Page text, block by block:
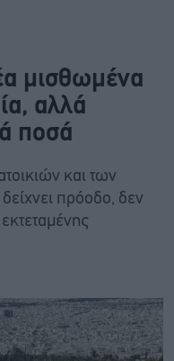
μισθωμένα
αλλά
ποσά
και των
πρόοδο, δεν